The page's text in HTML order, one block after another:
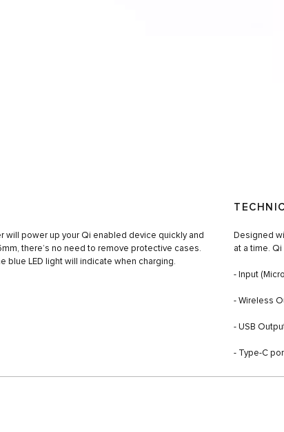
will power up your Qi enabled device quickly and
there’s no need to remove protective cases.
blue LED light will indicate when charging.
Designed
at a time.
- Input
- Wireless
- USB
- Type-C